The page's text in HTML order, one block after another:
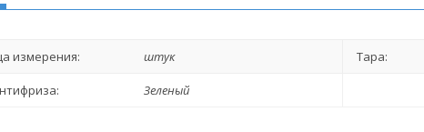
измерения: штук Тара:
Зеленый